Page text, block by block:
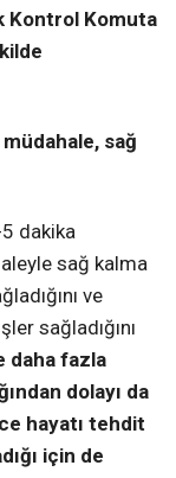
Kontrol Komuta
sağ
5 dakika
sağ kalma
ve
sağladığını
daha fazla
dolayı da
hayatı tehdit
için de